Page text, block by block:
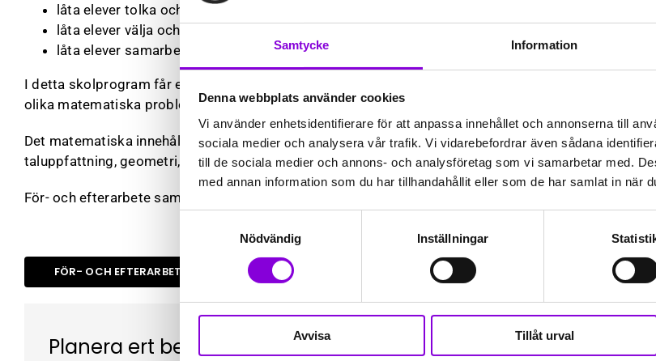
Samtycke Information
Denna webbplats använder cookies
Vi använder enhetsidentifierare för att anpassa innehållet och annonserna till
sociala medier och analysera vår trafik. Vi vidarebefordrar även sådana
till de sociala medier och annons- och analysföretag som vi samarbetar med.
med annan information som du har tillhandahållit eller som de har samlat in när
Nödvändig
Inställningar
Avvisa Tillåt urval
låta elever tolka och bearbeta olika matematiska situationer.
låta elever välja och använda olika matematiska metoder för att göra beräkningar.
låta elever samarbeta och föra matematiska resonemang.
I detta skolprogram får eleverna möta karaktären Polismästaren och utmanas att i mindre grupper
olika matematiska problem för att gemensamt nå målet att hjälpa Polismästaren och hela staden.
Det matematiska innehållet berör flera olika delar ur läroplanens centrala innehåll, exempelvis
taluppfattning, geometri, samband och förändring, algebra och problemlösning.
För- och efterarbete samt läroplansanknytning kommer inom snart.
FÖR- OCH EFTERARBETE LÄROPLANSANKNYTNING
Planera ert besök